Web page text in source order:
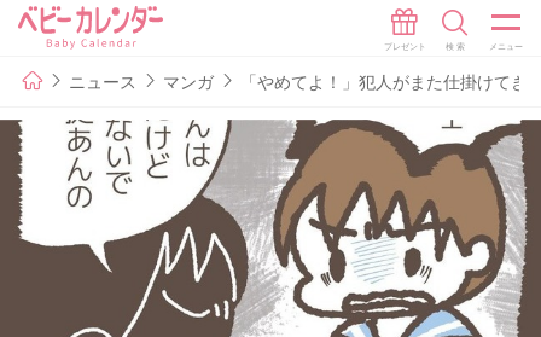
ニュース マンガ 「やめてよ！」犯人がまた仕掛けて